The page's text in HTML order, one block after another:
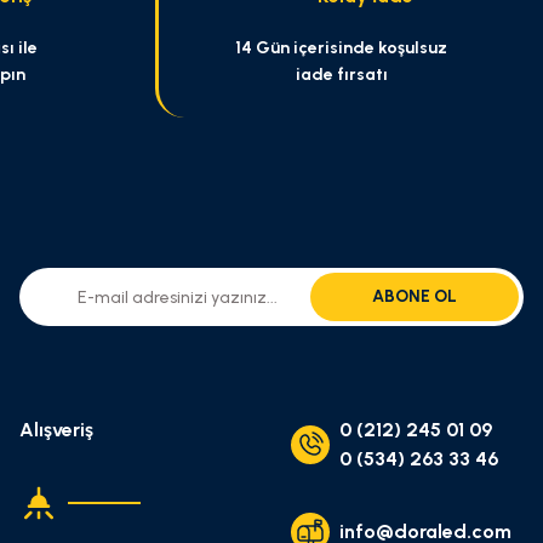
ile
14 Gün içerisinde koşulsuz
iade fırsatı
ABONE OL
Alışveriş
0 (212) 245 01 09
0 (534) 263 33 46
info@doraled.com